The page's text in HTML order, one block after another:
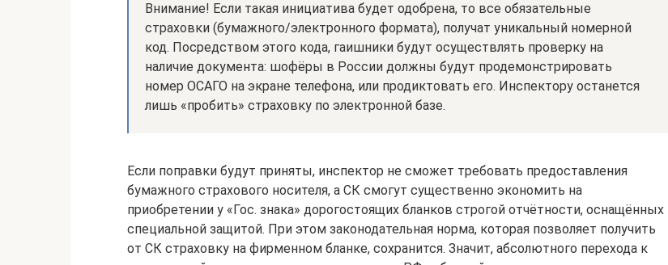
Внимание! Если такая инициатива будет одобрена, то все обязательные
страховки (бумажного/электронного формата), получат уникальный номерной
код. Посредством этого кода, гаишники будут осуществлять проверку на
наличие документа: шофёры в России должны будут продемонстрировать
номер ОСАГО на экране телефона, или продиктовать его. Инспектору останется
лишь «пробить» страховку по электронной базе.
Если поправки будут приняты, инспектор не сможет требовать предоставления
бумажного страхового носителя, а СК смогут существенно экономить на
приобретении у «Гос. знака» дорогостоящих бланков строгой отчётности, оснащённых
специальной защитой. При этом законодательная норма, которая позволяет получить
от СК страховку на фирменном бланке, сохранится. Значит, абсолютного перехода к